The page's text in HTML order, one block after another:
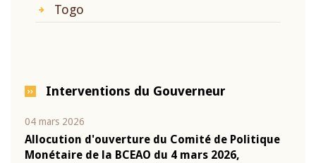
Togo
Interventions du Gouverneur
04 mars 2026
Allocution d'ouverture du Comité de Politique
Monétaire de la BCEAO du 4 mars 2026,